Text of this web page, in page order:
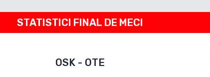
STATISTICI FINAL DE MECI
OSK- OTE